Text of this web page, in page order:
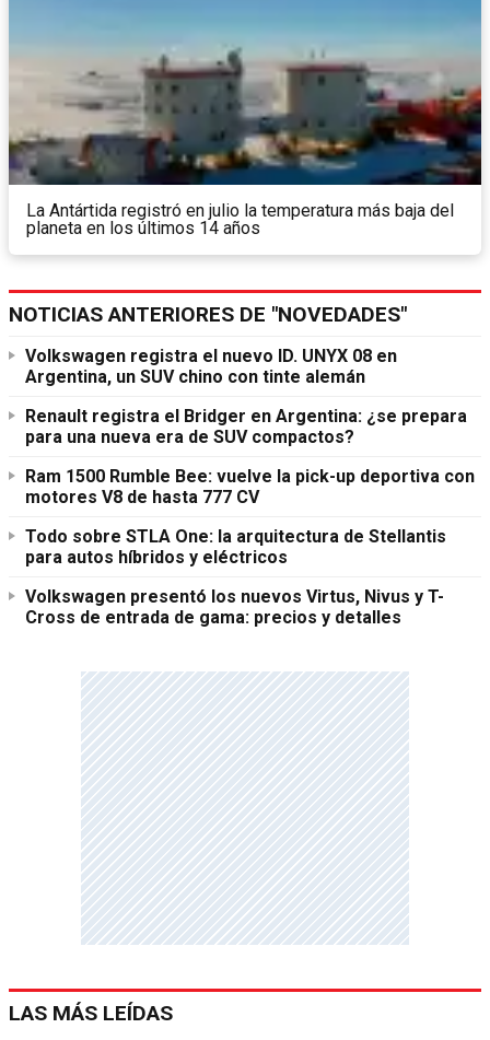
La Antártida registró en julio la temperatura más baja del
planeta en los últimos 14 años
NOTICIAS ANTERIORES DE "NOVEDADES"
Volkswagen registra el nuevo ID. UNYX 08 en
Argentina, un SUV chino con tinte alemán
Renault registra el Bridger en Argentina: ¿se prepara
para una nueva era de SUV compactos?
Ram 1500 Rumble Bee: vuelve la pick-up deportiva con
motores V8 de hasta 777 CV
Todo sobre STLA One: la arquitectura de Stellantis
para autos híbridos y eléctricos
Volkswagen presentó los nuevos Virtus, Nivus y T-
Cross de entrada de gama: precios y detalles
LAS MÁS LEÍDAS